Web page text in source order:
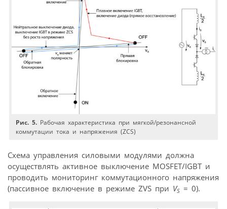
Рис. 5. Рабочая характеристика при мягкой/резонансной
коммутации тока и напряжения (ZСS)
Схема управления силовыми модулями должна
осуществлять активное выключение MOSFET/IGBT и
проводить мониторинг коммутационного напряжения
(пассивное включение в режиме ZVS при VS = 0).